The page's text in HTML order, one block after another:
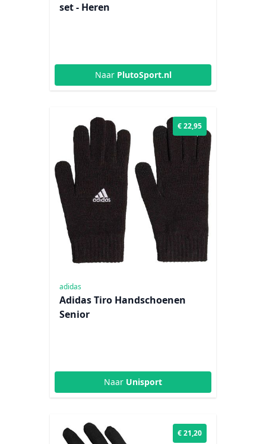
set - Heren
Naar PlutoSport.nl
€ 22,95
adidas
Adidas Tiro Handschoenen
Senior
Naar Unisport
€ 21,20